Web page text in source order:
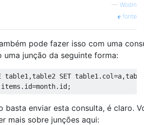
— Wodin
fonte
pode fazer isso com uma
uma junção da seguinte forma:
table1 ,table2 SET table1 . col=a,
items . id=month. id;
basta enviar esta consulta, é claro.
mais sobre junções aqui: